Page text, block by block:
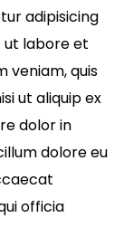
adipisicing
ut labore et
veniam, quis
ut aliquip ex
dolor in
dolore eu
officia